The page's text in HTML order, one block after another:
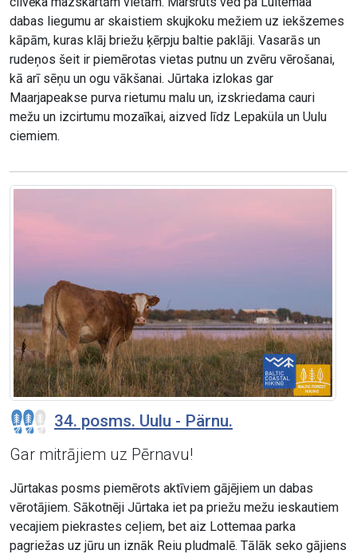
dabas liegumu ar skaistiem skujkoku mežiem uz iekšzemes
kāpām, kuras klāj briežu ķērpju baltie paklāji. Vasarās un
rudeņos šeit ir piemērotas vietas putnu un zvēru vērošanai,
kā arī sēņu un ogu vākšanai. Jūrtaka izlokas gar
Maarjapeakse purva rietumu malu un, izskriedama cauri
mežu un izcirtumu mozaīkai, aizved līdz Lepaküla un Uulu
ciemiem.
34. posms. Uulu - Pärnu.
Gar mitrājiem uz Pērnavu!
Jūrtakas posms piemērots aktīviem gājējiem un dabas
vērotājiem. Sākotnēji Jūrtaka iet pa priežu mežu ieskautiem
vecajiem piekrastes ceļiem, bet aiz Lottemaa parka
pagriežas uz jūru un iznāk Reiu pludmalē. Tālāk seko gājiens